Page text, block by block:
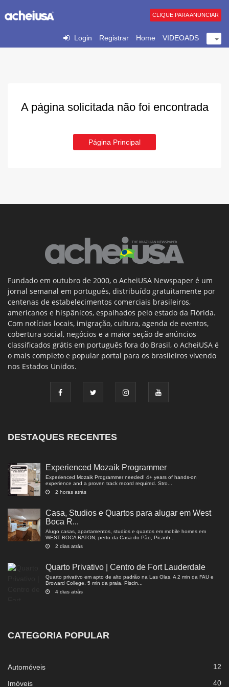
Login Registrar Home VIDEOADS
CLIQUE PARA ANUNCIAR
A página solicitada não foi encontrada
Página Principal
Fundado em outubro de 2000, o AcheiUSA Newspaper é um
jornal semanal em português, distribuído gratuitamente por
centenas de estabelecimentos comerciais brasileiros,
americanos e hispânicos, espalhados pelo estado da Flórida.
Com notícias locais, imigração, cultura, agenda de eventos,
cobertura social, negócios e a maior seção de anúncios
classificados grátis em português fora do Brasil, o AcheiUSA é
o mais completo e popular portal para os brasileiros vivendo
nos Estados Unidos.
DESTAQUES RECENTES
Experienced Mozaik Programmer
Experienced Mozaik Programmer needed! 4+ years of hands-on
experience and a proven track record required. Stro...
2 horas atrás
Casa, Studios e Quartos para alugar em West
Boca R...
Alugo casas, apartamentos, studios e quartos em mobile homes em
WEST BOCA RATON, perto da Casa do Pão, Picanh...
2 dias atrás
Quarto Privativo | Centro de Fort Lauderdale
Quarto privativo em apto de alto padrão na Las Olas. A 2 min da FAU e
Broward College, 5 min da praia. Piscin...
4 dias atrás
CATEGORIA POPULAR
Automóveis 12
Imóveis 40